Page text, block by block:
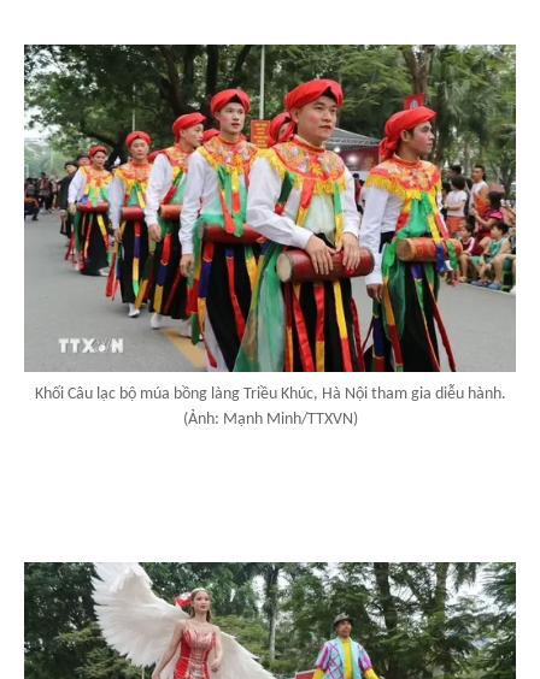
Khối Câu lạc bộ múa bồng làng Triều Khúc, Hà Nội tham gia diễu hành.
(Ảnh: Mạnh Minh/TTXVN)